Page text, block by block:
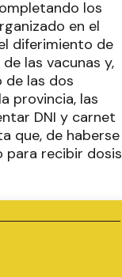
los
en el
diferimiento de
las vacunas y,
de las dos
provincia, las
DNI y carnet
que, de haberse
para recibir dosis